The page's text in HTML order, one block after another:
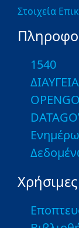
Στοιχεία
1540
ΔΙΑΥΓΕΙΑ